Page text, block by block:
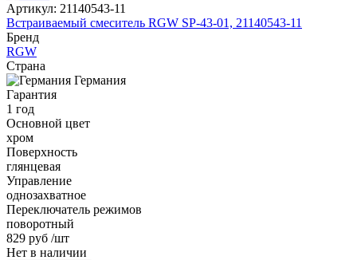
Артикул: 21140543-11
Встраиваемый смеситель RGW SP-43-01, 21140543-11
Бренд
RGW
Страна
Германия
Гарантия
1 год
Основной цвет
хром
Поверхность
глянцевая
Управление
однозахватное
Переключатель режимов
поворотный
829 руб /шт
Нет в наличии